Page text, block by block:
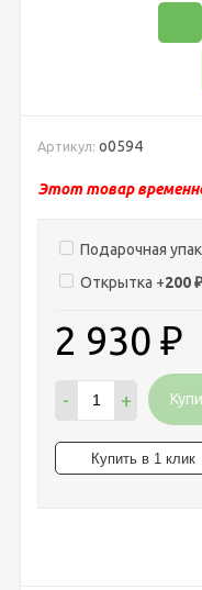
Артикул: о0594
Этот товар
Подарочная
Открытка +200₽
2 930 ₽
- +